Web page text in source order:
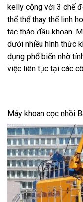
kelly cộng với 3 chế
thể thể thay thế linh
tác tháo đầu khoan.
dưới nhiều hình thức
dụng phổ biến nhờ
việc liên tục tại các
Máy khoan cọc nhồi